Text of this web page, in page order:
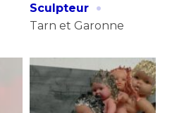
Sculpteur ·
Tarn et Garonne